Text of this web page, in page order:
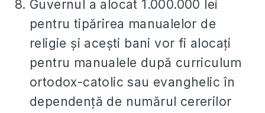
Guvernul a alocat 1.000.000 lei
pentru tipărirea manualelor de
religie şi aceşti bani vor fi alocaţi
pentru manualele după curriculum
ortodox-catolic sau evanghelic în
dependenţă de numărul cererilor